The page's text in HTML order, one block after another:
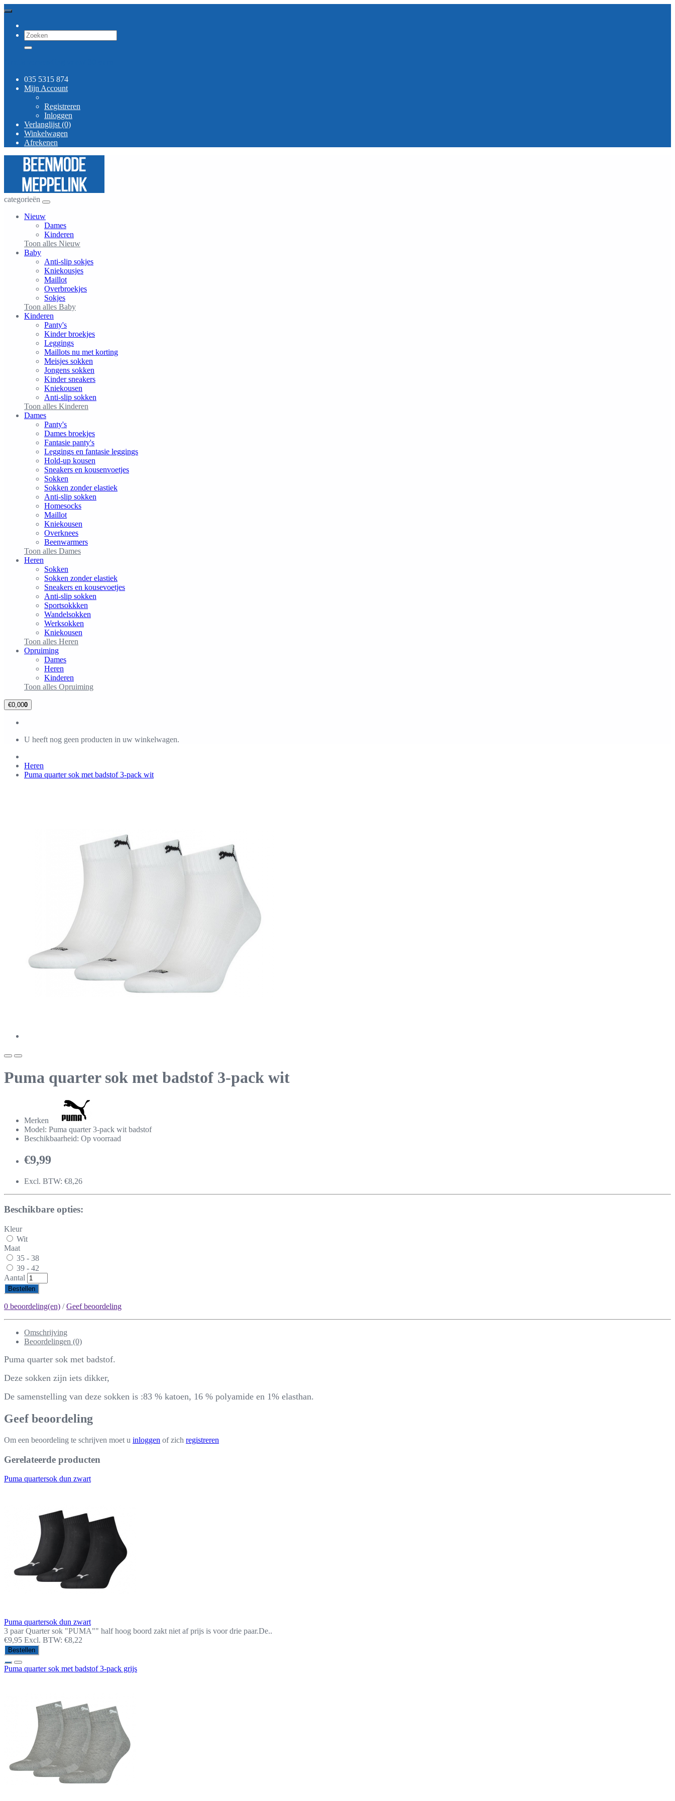
035 5315 874
Mijn Account
Registreren
Inloggen
Verlanglijst (0)
Winkelwagen
Afrekenen
categorieën
Nieuw
Dames
Kinderen
Toon alles Nieuw
Baby
Anti-slip sokjes
Kniekousjes
Maillot
Overbroekjes
Sokjes
Toon alles Baby
Kinderen
Panty's
Kinder broekjes
Leggings
Maillots nu met korting
Meisjes sokken
Jongens sokken
Kinder sneakers
Kniekousen
Anti-slip sokken
Toon alles Kinderen
Dames
Panty's
Dames broekjes
Fantasie panty's
Leggings en fantasie leggings
Hold-up kousen
Sneakers en kousenvoetjes
Sokken
Sokken zonder elastiek
Anti-slip sokken
Homesocks
Maillot
Kniekousen
Overknees
Beenwarmers
Toon alles Dames
Heren
Sokken
Sokken zonder elastiek
Sneakers en kousevoetjes
Anti-slip sokken
Sportsokkken
Wandelsokken
Werksokken
Kniekousen
Toon alles Heren
Opruiming
Dames
Heren
Kinderen
Toon alles Opruiming
€0,000
U heeft nog geen producten in uw winkelwagen.
Heren
Puma quarter sok met badstof 3-pack wit
Puma quarter sok met badstof 3-pack wit
Merken
Model: Puma quarter 3-pack wit badstof
Beschikbaarheid: Op voorraad
€9,99
Excl. BTW: €8,26
Beschikbare opties:
Kleur
Wit
Maat
35 - 38
39 - 42
Aantal
Bestellen
0 beoordeling(en) /Geef beoordeling
Omschrijving
Beoordelingen (0)
Puma quarter sok met badstof.
Deze sokken zijn iets dikker,
De samenstelling van deze sokken is :83 % katoen, 16 % polyamide en 1% elasthan.
Geef beoordeling
Om een beoordeling te schrijven moet u inloggen of zich registreren
Gerelateerde producten
Puma quartersok dun zwart
Puma quartersok dun zwart
3 paar Quarter sok "PUMA"" half hoog boord zakt niet af prijs is voor drie paar.De..
€9,95 Excl. BTW: €8,22
Bestellen
Puma quarter sok met badstof 3-pack grijs